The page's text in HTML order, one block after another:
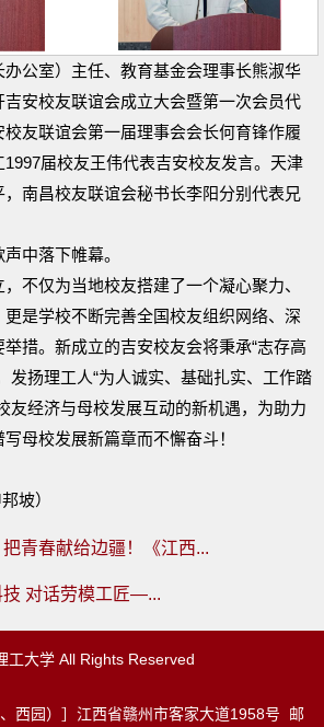
办公室）主任、教育基金会理事长熊淑华
安校友联谊会成立大会暨第一次会员代
友联谊会第一届理事会会长何育锋作履
届校友王伟代表吉安校友发言。天津
南昌校友联谊会秘书长李阳分别代表兄
中落下帷幕。
不仅为当地校友搭建了一个凝心聚力、
是学校不断完善全国校友组织网络、深
措。新成立的吉安校友会将秉承“志存高
发扬理工人“为人诚实、基础扎实、工作踏
友经济与母校发展互动的新机遇，为助力
母校发展新篇章而不懈奋斗！
坡）
把青春献给边疆！《江西...
技 对话劳模工匠—...
大学 All Rights Reserved
、西园）］江西省赣州市客家大道1958号 邮